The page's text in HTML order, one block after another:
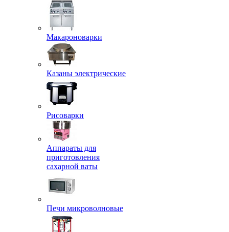
Макароноварки
Казаны электрические
Рисоварки
Аппараты для
приготовления
сахарной ваты
Печи микроволновые